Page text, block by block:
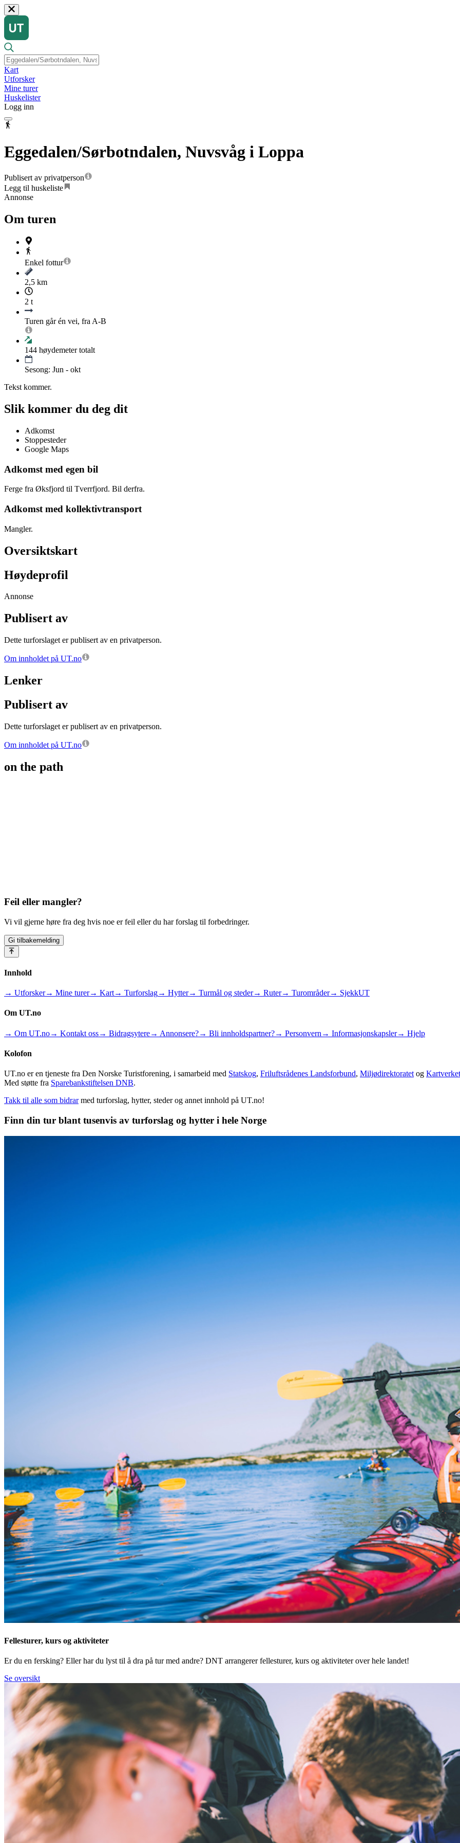
Kart
Utforsker
Mine turer
Huskelister
Logg inn
Eggedalen/Sørbotndalen, Nuvsvåg i Loppa
Publisert av privatperson
Legg til huskeliste
Annonse
Om turen
Enkel fottur
2,5 km
2 t
Turen går én vei, fra A-B
144 høydemeter totalt
Sesong: Jun - okt
Tekst kommer.
Slik kommer du deg dit
Adkomst
Stoppesteder
Google Maps
Adkomst med egen bil
Ferge fra Øksfjord til Tverrfjord. Bil derfra.
Adkomst med kollektivtransport
Mangler.
Oversiktskart
Høydeprofil
Annonse
Publisert av
Dette turforslaget er publisert av en privatperson.
Om innholdet på UT.no
Lenker
Publisert av
Dette turforslaget er publisert av en privatperson.
Om innholdet på UT.no
on the path
Feil eller mangler?
Vi vil gjerne høre fra deg hvis noe er feil eller du har forslag til forbedringer.
Gi tilbakemelding
Innhold
→ Utforsker→ Mine turer→ Kart→ Turforslag→ Hytter→ Turmål og steder→ Ruter→ Turområder→ SjekkUT
Om UT.no
→ Om UT.no→ Kontakt oss→ Bidragsytere→ Annonsere?→ Bli innholdspartner?→ Personvern → Informasjonskapsler→ Hjelp
Kolofon
UT.no er en tjeneste fra Den Norske Turistforening, i samarbeid med Statskog, Friluftsrådenes Landsforbund, Miljødirektoratet og Kartverket
Med støtte fra Sparebankstiftelsen DNB.
Takk til alle som bidrar med turforslag, hytter, steder og annet innhold på UT.no!
Finn din tur blant tusenvis av turforslag og hytter i hele Norge
Fellesturer, kurs og aktiviteter
Er du en fersking? Eller har du lyst til å dra på tur med andre? DNT arrangerer fellesturer, kurs og aktiviteter over hele landet!
Se oversikt